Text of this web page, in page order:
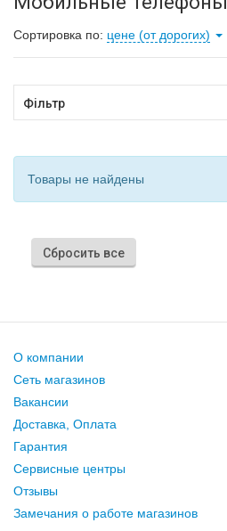
Сортировка по: цене (от дорогих)
Фільтр
Товары не найдены
Сбросить все
О компании
Сеть магазинов
Вакансии
Доставка, Оплата
Гарантия
Сервисные центры
Отзывы
Замечания о работе магазинов